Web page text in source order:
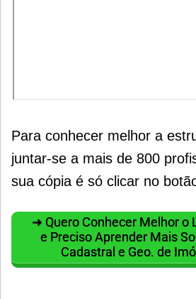
Para conhecer melhor a
juntar-se a mais de 800
sua cópia é só clicar no
➜ Quero Conhecer Melhor o
e Preciso Aprender Mais
Cadastral e Geo. de